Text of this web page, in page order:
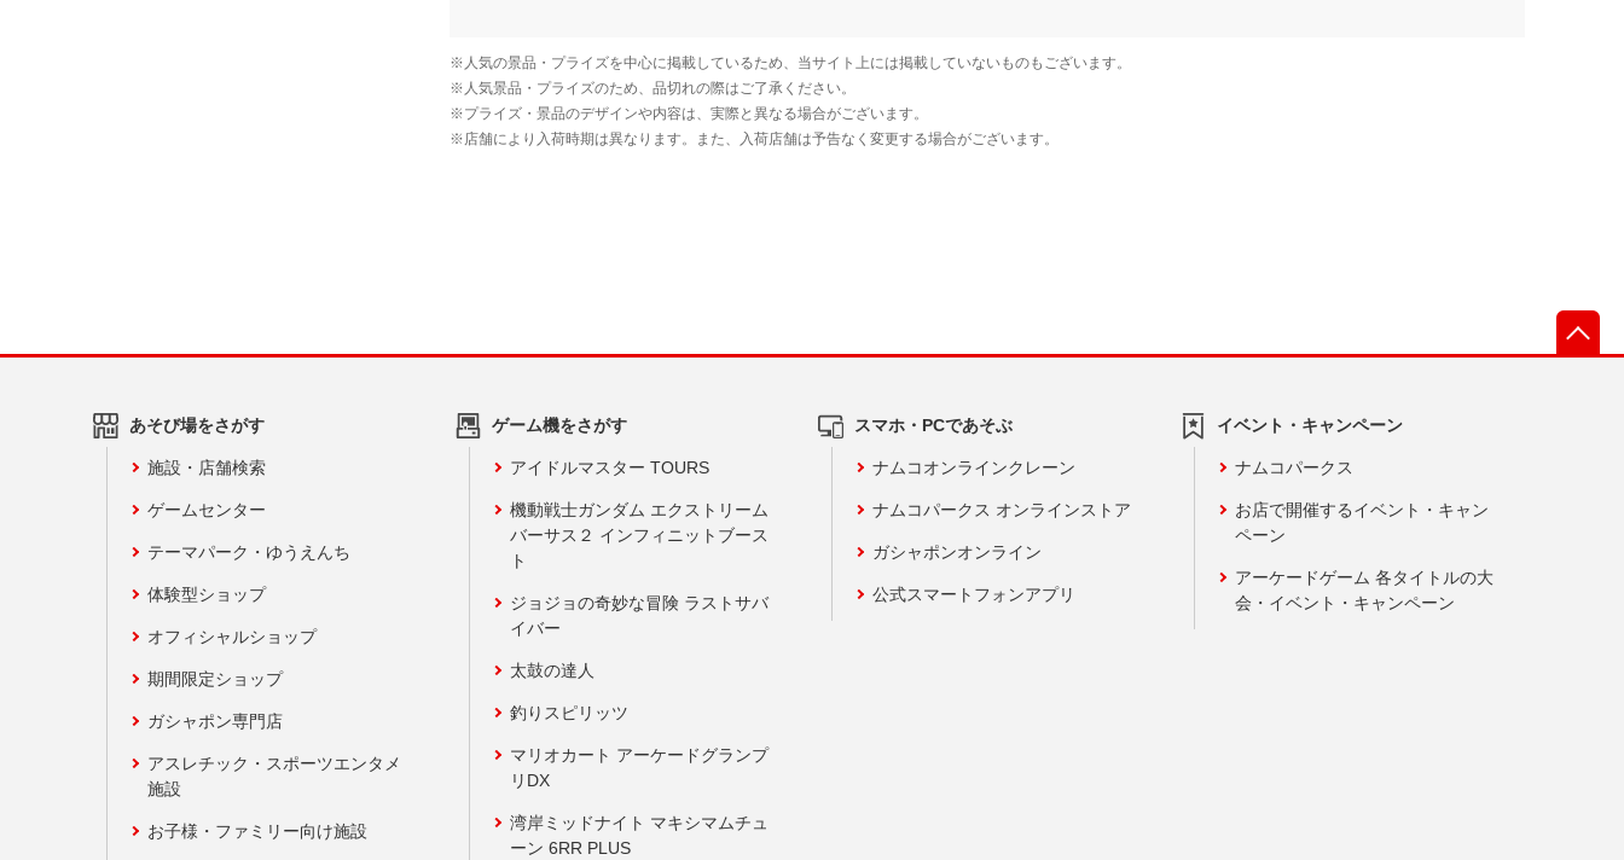
あそび場をさがす
施設・店舗検索
ゲームセンター
テーマパーク・ゆうえんち
体験型ショップ
オフィシャルショップ
期間限定ショップ
ガシャポン専門店
アスレチック・スポーツエンタメ
施設
お子様・ファミリー向け施設
ゲーム機をさがす
アイドルマスター TOURS
機動戦士ガンダム エクストリーム
バーサス２ インフィニットブース
ト
ジョジョの奇妙な冒険 ラストサバ
イバー
太鼓の達人
釣りスピリッツ
マリオカート アーケードグランプ
リDX
湾岸ミッドナイト マキシマムチュ
ーン 6RR PLUS
スマホ・PCであそぶ
ナムコオンラインクレーン
ナムコパークス オンラインストア
ガシャポンオンライン
公式スマートフォンアプリ
イベント・キャンペーン
ナムコパークス
お店で開催するイベント・キャン
ペーン
アーケードゲーム 各タイトルの大
会・イベント・キャンペーン